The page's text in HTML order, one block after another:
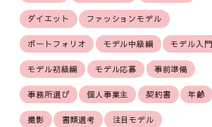
ダイエット ファッションモデル
ポートフォリオ モデル中級編 モデル入
モデル初級編 モデル応募 事前準備
事務所選び 個人事業主 契約書 年齢
撮影 書類選考 注目モデル